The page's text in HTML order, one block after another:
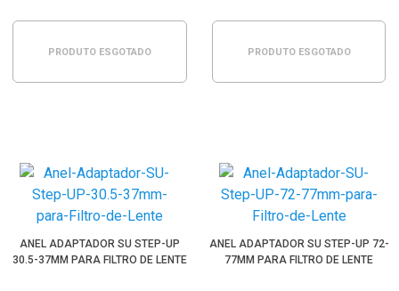
PRODUTO ESGOTADO PRODUTO ESGOTADO
ANEL ADAPTADOR SU STEP-UP
30.5-37MM PARA FILTRO DE LENTE
ANEL ADAPTADOR SU STEP-UP 72-
77MM PARA FILTRO DE LENTE